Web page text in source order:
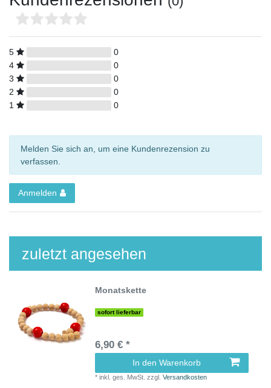
5
0
4
0
3
0
2
0
1
0
Melden Sie sich an, um eine Kundenrezension zu
verfassen.
Anmelden
zuletzt angesehen
Monatskette
sofort lieferbar
6,90 € *
In den Warenkorb
*inkl. ges. MwSt. zzgl.Versandkosten